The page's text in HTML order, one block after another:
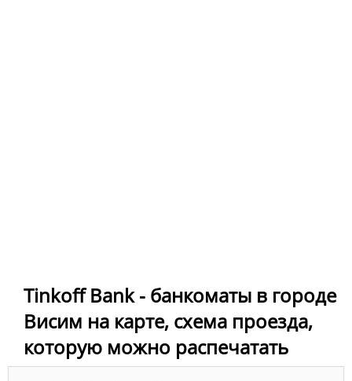
Tinkoff Bank - банкоматы в городе
Висим на карте, схема проезда,
которую можно распечатать